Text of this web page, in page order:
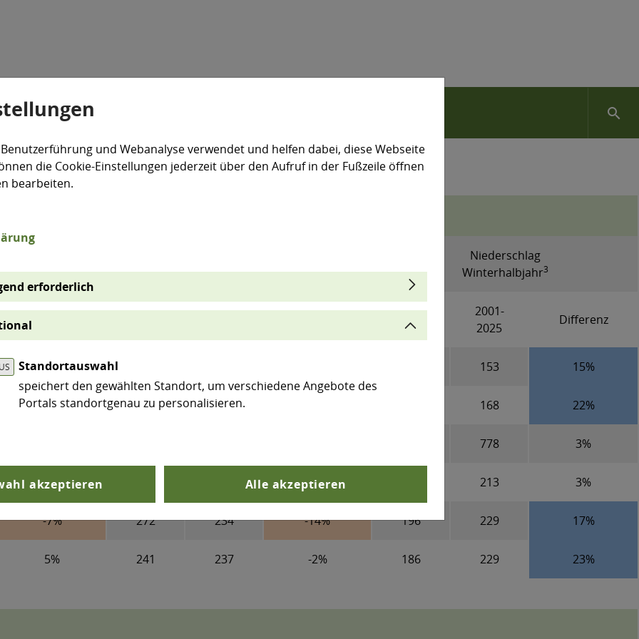
Veranstaltungen search
Sommerhalbjahr2
Niederschlag
Winterhalbjahr3
Differenz
1961-
2001-
1961-
1990
2001-
2025
Differenz
6% 153 15%
13% 219 220 168 22%
778 3%
-8% -10% 213 3%
-7% 272 234 -14% 196 229 17%
5% 241 237 -2% 186 229 23%
und Webanalyse verwendet und helfen dabei, diese Webseite
die Cookie-Einstellungen jederzeit über den Aufruf in der Fußzeile öffnen
bearbeiten.
erforderlich
Standortauswahl
speichert den gewählten Standort, um verschiedene Angebote des
Portals standortgenau zu personalisieren.
akzeptieren Alle akzeptieren